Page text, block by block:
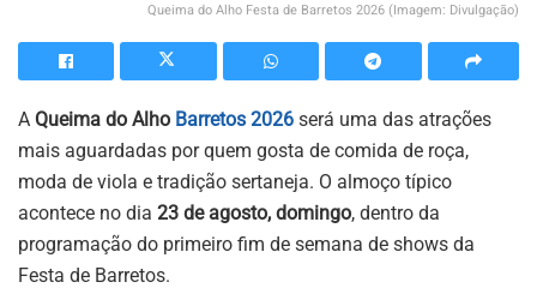
Queima do Alho Festa de Barretos 2026 (Imagem: Divulgação)
A Queima do Alho Barretos 2026 será uma das atrações
mais aguardadas por quem gosta de comida de roça,
moda de viola e tradição sertaneja. O almoço típico
acontece no dia 23 de agosto, domingo, dentro da
programação do primeiro fim de semana de shows da
Festa de Barretos.